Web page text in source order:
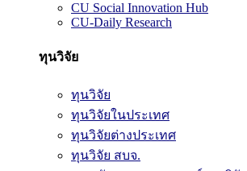
CU Social Innovation Hub
CU-Daily Research
ทุนวิจัย
ทุนวิจัย
ทุนวิจัยในประเทศ
ทุนวิจัยต่างประเทศ
ทุนวิจัย สบจ.